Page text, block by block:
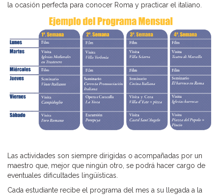
la ocasión perfecta para conocer Roma y practicar el italiano.
Las actividades son siempre dirigidas o acompañadas por un
maestro que, mejor que ningún otro, se podrá hacer cargo de
eventuales dificultades lingüísticas.
Cada estudiante recibe el programa del mes a su llegada a la